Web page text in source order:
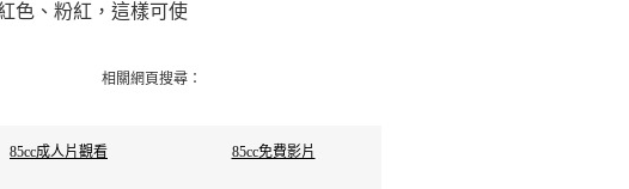
色、粉紅，這樣可使
相關網頁搜尋：
85cc成人片觀看 85cc免費影片